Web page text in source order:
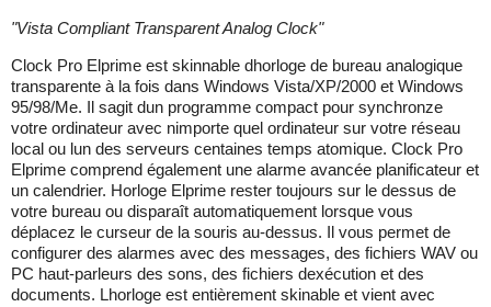
"Vista Compliant Transparent Analog Clock"
Clock Pro Elprime est skinnable dhorloge de bureau analogique
transparente à la fois dans Windows Vista/XP/2000 et Windows
95/98/Me. Il sagit dun programme compact pour synchronze
votre ordinateur avec nimporte quel ordinateur sur votre réseau
local ou lun des serveurs centaines temps atomique. Clock Pro
Elprime comprend également une alarme avancée planificateur et
un calendrier. Horloge Elprime rester toujours sur le dessus de
votre bureau ou disparaît automatiquement lorsque vous
déplacez le curseur de la souris au-dessus. Il vous permet de
configurer des alarmes avec des messages, des fichiers WAV ou
PC haut-parleurs des sons, des fichiers dexécution et des
documents. Lhorloge est entièrement skinable et vient avec